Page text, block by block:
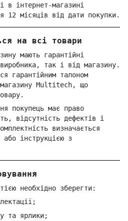
в інтернет-магазині
місяців від дати покупки.
на всі товари
мають гарантійні
так і від магазину.
гарантійним талоном
магазину Multitech, що
покупець має право
відсутність дефектів і
визначається
або інструкцією з
необхідно зберегти:
та ярлики;